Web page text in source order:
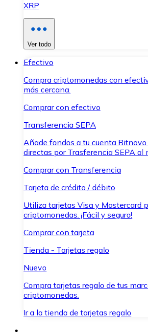
XRP
Ver todo
Efectivo
Compra criptomonedas con
más cercana.
Comprar con efectivo
Transferencia SEPA
Añade fondos a tu cuenta Bitnovo
directas por Trasferencia SEPA al
Comprar con Transferencia
Tarjeta de crédito / débito
Utiliza tarjetas Visa y Mastercard
criptomonedas. ¡Fácil y seguro!
Comprar con tarjeta
Tienda - Tarjetas regalo
Nuevo
Compra tarjetas regalo de tus
criptomonedas.
Ir a la tienda de tarjetas regalo